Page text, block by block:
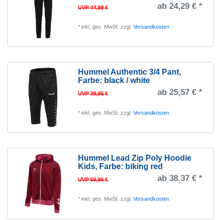
UVP 44,99 € ab 24,29 € *
*inkl. ges. MwSt. zzgl.Versandkosten
Hummel Authentic 3/4 Pant,
Farbe: black / white
UVP 39,95 € ab 25,57 € *
*inkl. ges. MwSt. zzgl.Versandkosten
Hummel Lead Zip Poly Hoodie
Kids, Farbe: biking red
UVP 59,95 € ab 38,37 € *
*inkl. ges. MwSt. zzgl.Versandkosten